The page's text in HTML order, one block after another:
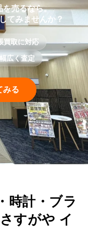
を売るなら。
てみませんか？
買取に対応
広く査定
みる
時計・ブラ
すがや イ